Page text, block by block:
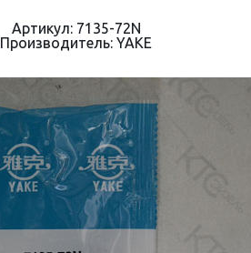
Артикул: 7135-72N
Производитель: YAKE